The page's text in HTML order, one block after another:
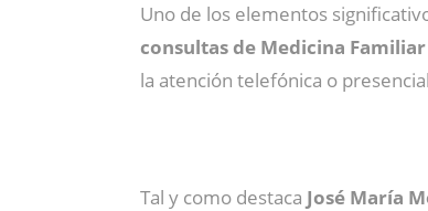
Uno de los elementos
consultas de Medicina
la atención telefónica o
Tal y como destaca José María